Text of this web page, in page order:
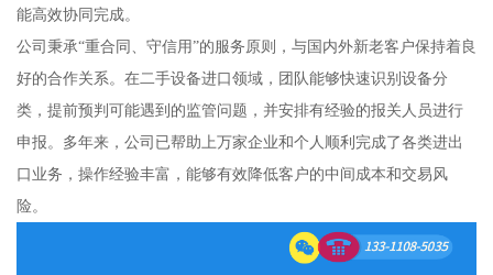
能高效协同完成。
公司秉承“重合同、守信用”的服务原则，与国内外新老客户保持着良
好的合作关系。在二手设备进口领域，团队能够快速识别设备分
类，提前预判可能遇到的监管问题，并安排有经验的报关人员进行
申报。多年来，公司已帮助上万家企业和个人顺利完成了各类进出
口业务，操作经验丰富，能够有效降低客户的中间成本和交易风
险。